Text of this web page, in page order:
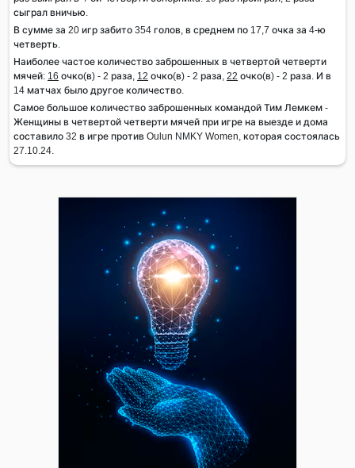
сыграл вничью.
В сумме за 20 игр забито 354 голов, в среднем по 17,7 очка за 4-ю
четверть.
Наиболее частое количество заброшенных в четвертой четверти
мячей: 16 очко(в) - 2 раза, 12 очко(в) - 2 раза, 22 очко(в) - 2 раза. И в
14 матчах было другое количество.
Самое большое количество заброшенных командой Тим Лемкем -
Женщины в четвертой четверти мячей при игре на выезде и дома
составило 32 в игре против Oulun NMKY Women, которая состоялась
27.10.24.